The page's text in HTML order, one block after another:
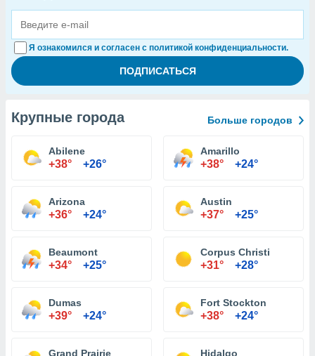
Я ознакомился и согласен с политикой конфиденциальности.
Крупные города Больше городов
Abilene
+38° +26°
Amarillo
+38° +24°
Arizona
+36° +24°
Austin
+37° +25°
Beaumont
+34° +25°
Corpus Christi
+31° +28°
Dumas
+39° +24°
Fort Stockton
+38° +24°
Grand Prairie Hidalgo